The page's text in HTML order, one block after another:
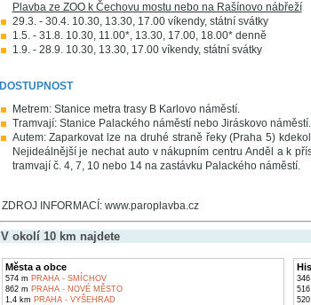
Plavba ze ZOO k Čechovu mostu nebo na Rašínovo nábřeží
29.3. - 30.4. 10.30, 13.30, 17.00 víkendy, státní svátky
1.5. - 31.8. 10.30, 11.00*, 13.30, 17.00, 18.00* denně
1.9. - 28.9. 10.30, 13.30, 17.00 víkendy, státní svátky
DOSTUPNOST
Metrem: Stanice metra trasy B Karlovo náměstí.
Tramvají: Stanice Palackého náměstí nebo Jiráskovo náměstí.
Autem: Zaparkovat lze na druhé straně řeky (Praha 5)
Nejideálnější je nechat auto v nákupním centru Anděl a k
tramvají č. 4, 7, 10 nebo 14 na zastávku Palackého náměstí.
ZDROJ INFORMACÍ: www.paroplavba.cz
V okolí 10 km najdete
Města a obce
574 m PRAHA - SMÍCHOV
862 m PRAHA - NOVÉ MĚSTO
1,4 km PRAHA - VYŠEHRAD